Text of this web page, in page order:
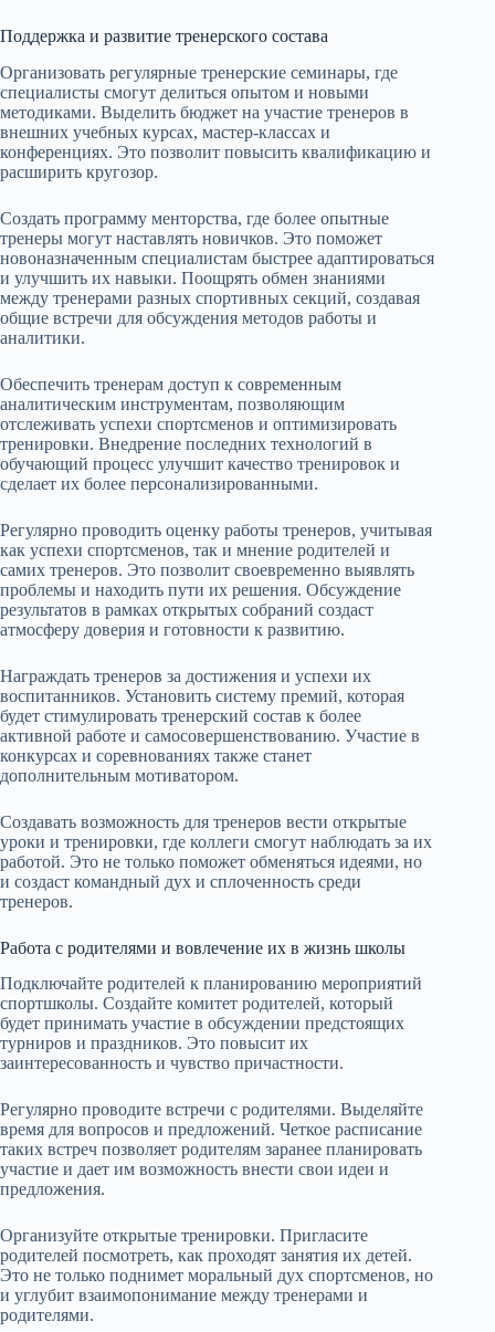
Поддержка и развитие тренерского состава
Организовать регулярные тренерские семинары, где
специалисты смогут делиться опытом и новыми
методиками. Выделить бюджет на участие тренеров в
внешних учебных курсах, мастер-классах и
конференциях. Это позволит повысить квалификацию и
расширить кругозор.
Создать программу менторства, где более опытные
тренеры могут наставлять новичков. Это поможет
новоназначенным специалистам быстрее адаптироваться
и улучшить их навыки. Поощрять обмен знаниями
между тренерами разных спортивных секций, создавая
общие встречи для обсуждения методов работы и
аналитики.
Обеспечить тренерам доступ к современным
аналитическим инструментам, позволяющим
отслеживать успехи спортсменов и оптимизировать
тренировки. Внедрение последних технологий в
обучающий процесс улучшит качество тренировок и
сделает их более персонализированными.
Регулярно проводить оценку работы тренеров, учитывая
как успехи спортсменов, так и мнение родителей и
самих тренеров. Это позволит своевременно выявлять
проблемы и находить пути их решения. Обсуждение
результатов в рамках открытых собраний создаст
атмосферу доверия и готовности к развитию.
Награждать тренеров за достижения и успехи их
воспитанников. Установить систему премий, которая
будет стимулировать тренерский состав к более
активной работе и самосовершенствованию. Участие в
конкурсах и соревнованиях также станет
дополнительным мотиватором.
Создавать возможность для тренеров вести открытые
уроки и тренировки, где коллеги смогут наблюдать за их
работой. Это не только поможет обменяться идеями, но
и создаст командный дух и сплоченность среди
тренеров.
Работа с родителями и вовлечение их в жизнь школы
Подключайте родителей к планированию мероприятий
спортшколы. Создайте комитет родителей, который
будет принимать участие в обсуждении предстоящих
турниров и праздников. Это повысит их
заинтересованность и чувство причастности.
Регулярно проводите встречи с родителями. Выделяйте
время для вопросов и предложений. Четкое расписание
таких встреч позволяет родителям заранее планировать
участие и дает им возможность внести свои идеи и
предложения.
Организуйте открытые тренировки. Пригласите
родителей посмотреть, как проходят занятия их детей.
Это не только поднимет моральный дух спортсменов, но
и углубит взаимопонимание между тренерами и
родителями.